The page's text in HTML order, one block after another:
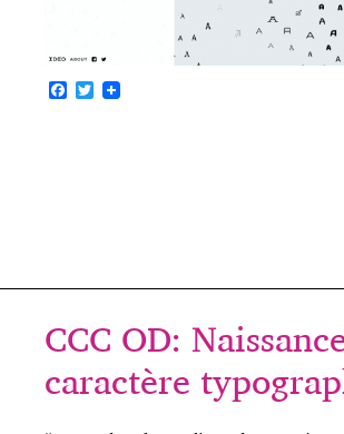
F T
w
CCC OD:
caractère